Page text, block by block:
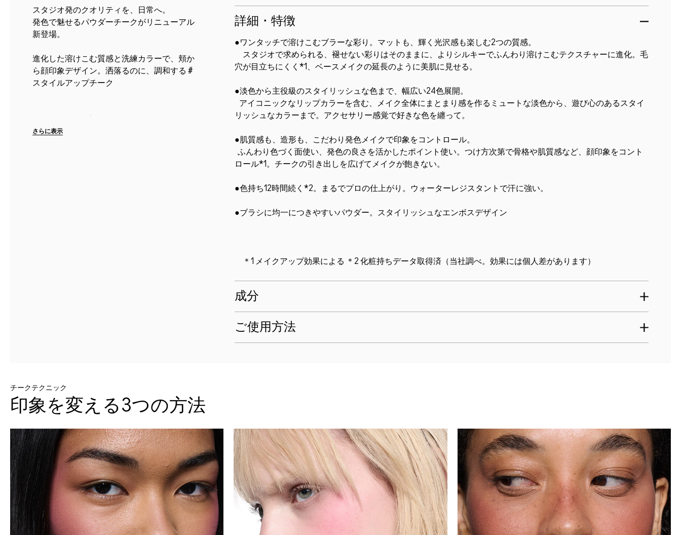
スタジオ発のクオリティを、日常へ。
発色で魅せるパウダーチークがリニューアル
新登場。
進化した溶けこむ質感と洗練カラーで、頬か
ら顔印象デザイン。洒落るのに、調和する #
スタイルアップチーク
トも、輝く光沢感も楽しむ2つの質感。
さらに表示
詳細・特徴
●ワンタッチで溶けこむブラーな彩り。マットも、輝く光沢感も楽しむ2つの質感。
スタジオで求められる、褪せない彩りはそのままに、よりシルキーでふんわり溶けこむテクスチャーに進化。毛
穴が目立ちにくく*1、ベースメイクの延長のように美肌に見せる。
●淡色から主役級のスタイリッシュな色まで、幅広い24色展開。
アイコニックなリップカラーを含む、メイク全体にまとまり感を作るミュートな淡色から、遊び心のあるスタイ
リッシュなカラーまで。アクセサリー感覚で好きな色を纏って。
●肌質感も、造形も、こだわり発色メイクで印象をコントロール。
ふんわり色づく面使い、発色の良さを活かしたポイント使い。つけ方次第で骨格や肌質感など、顔印象をコント
ロール*1。チークの引き出しを広げてメイクが飽きない。
●色持ち12時間続く*2。まるでプロの仕上がり。ウォーターレジスタントで汗に強い。
●ブラシに均一につきやすいパウダー。スタイリッシュなエンボスデザイン
＊1 メイクアップ効果による ＊2 化粧持ちデータ取得済（当社調べ。効果には個人差があります）
成分
ご使用方法
チークテクニック
印象を変える3つの方法